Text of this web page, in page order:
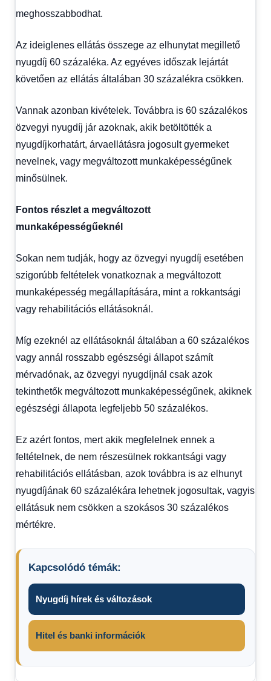
meghosszabbodhat.
Az ideiglenes ellátás összege az elhunytat megillető
nyugdíj 60 százaléka. Az egyéves időszak lejártát
követően az ellátás általában 30 százalékra csökken.
Vannak azonban kivételek. Továbbra is 60 százalékos
özvegyi nyugdíj jár azoknak, akik betöltötték a
nyugdíjkorhatárt, árvaellátásra jogosult gyermeket
nevelnek, vagy megváltozott munkaképességűnek
minősülnek.
Fontos részlet a megváltozott
munkaképességűeknél
Sokan nem tudják, hogy az özvegyi nyugdíj esetében
szigorúbb feltételek vonatkoznak a megváltozott
munkaképesség megállapítására, mint a rokkantsági
vagy rehabilitációs ellátásoknál.
Míg ezeknél az ellátásoknál általában a 60 százalékos
vagy annál rosszabb egészségi állapot számít
mérvadónak, az özvegyi nyugdíjnál csak azok
tekinthetők megváltozott munkaképességűnek, akiknek
egészségi állapota legfeljebb 50 százalékos.
Ez azért fontos, mert akik megfelelnek ennek a
feltételnek, de nem részesülnek rokkantsági vagy
rehabilitációs ellátásban, azok továbbra is az elhunyt
nyugdíjának 60 százalékára lehetnek jogosultak, vagyis
ellátásuk nem csökken a szokásos 30 százalékos
mértékre.
Kapcsolódó témák:
Nyugdíj hírek és változások
Hitel és banki információk